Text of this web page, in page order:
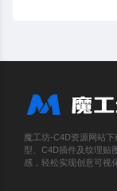
魔工坊-C4D资源网站
型、C4D插件及纹理贴
感，轻松实现创意可视